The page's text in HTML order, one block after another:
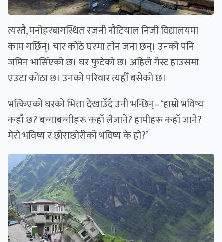
त्यस्तै, मनोहरबागस्थित रजनी नौटियाल निजी विद्यालयमा
काम गर्छिन्। चार कोठे घरमा तीन जना छन्। उनको पनि
जमिन भासिँएको छ। घर फुटेको छ। अहिले गेस्ट हाउसमा
एउटा कोठा छ। उनको परिवार त्यहीँ बसेको छ।
भत्किएको घरको भित्ता देखाउँदै उनी भन्छिन्– ‘हाम्रो भविष्य
कहाँ छ? बच्चाबच्चीहरू कहाँ लैजाने? हामीहरू कहाँ जाने?
मेरो भविष्य र छोराछोरीको भविष्य के हो?’